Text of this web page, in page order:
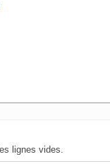
lignes vides.